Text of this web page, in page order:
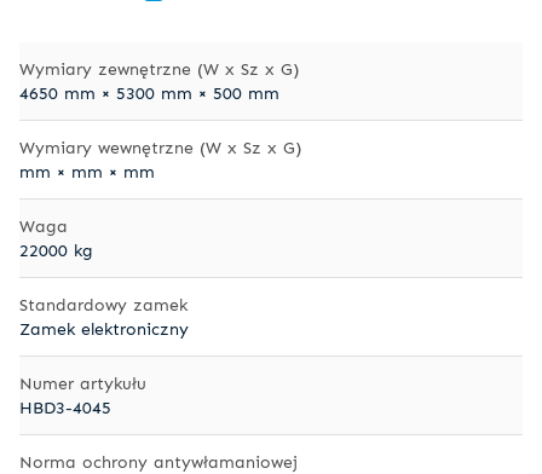
Wymiary zewnętrzne (W x Sz x G)
4650 mm × 5300 mm × 500 mm
Wymiary wewnętrzne (W x Sz x G)
mm × mm × mm
Waga
22000 kg
Standardowy zamek
Zamek elektroniczny
Numer artykułu
HBD3-4045
Norma ochrony antywłamaniowej